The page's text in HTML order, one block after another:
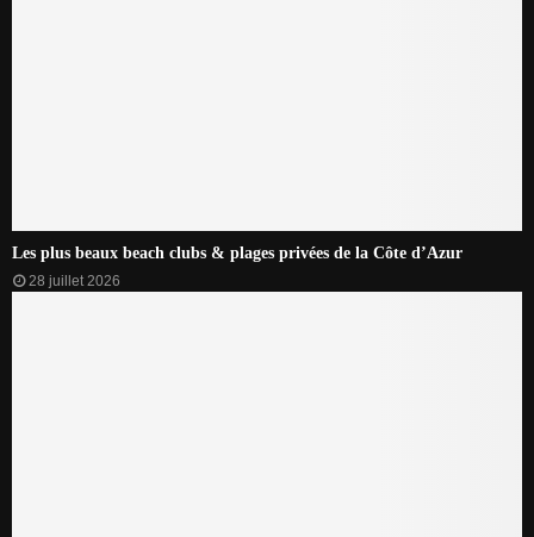
Les plus beaux beach clubs & plages privées de la Côte d’Azur
28 juillet 2026